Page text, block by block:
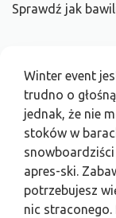
Sprawdź jak
Winter event
trudno o
jednak, że nie
stoków w
apres-ski.
potrzebujesz
nic